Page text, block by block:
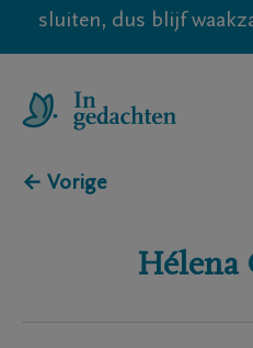
sluiten, dus blijf
← Vorige
Hélena